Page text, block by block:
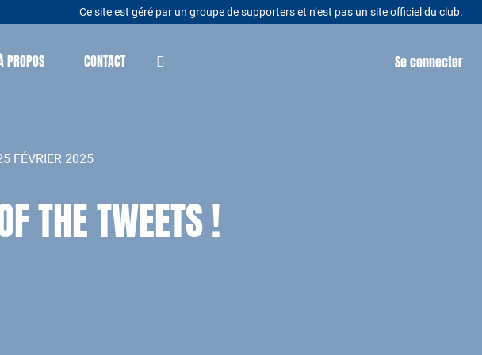
Ce site est géré par un groupe de supporters et n’est pas un site officiel du club.
PROPOS CONTACT Se connecter
FÉVRIER 2025
THE TWEETS !